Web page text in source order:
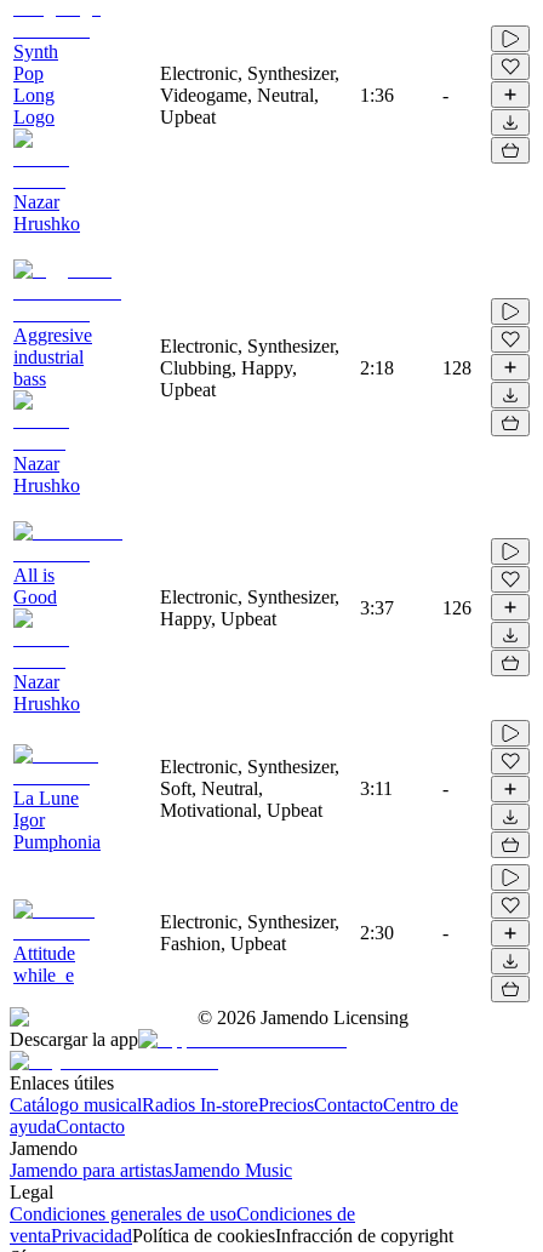
Synth
Pop
Long
Logo
Nazar
Hrushko
Electronic, Synthesizer,
Videogame, Neutral,
Upbeat
1:36 -
Aggresive
industrial
bass
Nazar
Hrushko
Electronic, Synthesizer,
Clubbing, Happy,
Upbeat
2:18 128
All is
Good
Nazar
Hrushko
Electronic, Synthesizer,
Happy, Upbeat
3:37 126
La Lune
Igor
Pumphonia
Electronic, Synthesizer,
Soft, Neutral,
Motivational, Upbeat
3:11 -
Attitude
while_e
Electronic, Synthesizer,
Fashion, Upbeat
2:30 -
© 2026 Jamendo Licensing
Descargar la app
Enlaces útiles
Catálogo musicalRadios In-storePreciosContactoCentro de
ayudaContacto
Jamendo
Jamendo para artistasJamendo Music
Legal
Condiciones generales de usoCondiciones de
ventaPrivacidadPolítica de cookiesInfracción de copyright